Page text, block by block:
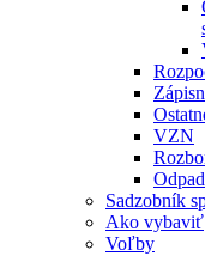
VZN
Sadzobník
Ako vybaviť
Voľby